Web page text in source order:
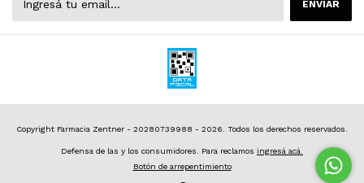
Copyright Farmacia Zentner - 20280739988 - 2026. Todos los derechos reservados.
Defensa de las y los consumidores. Para reclamos ingresá acá.
Botón de arrepentimiento